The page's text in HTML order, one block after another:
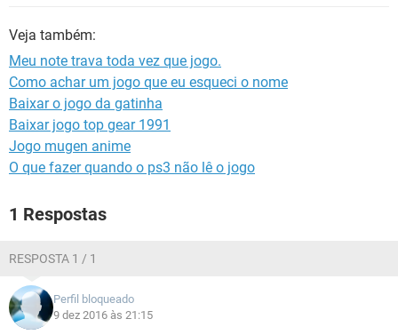
Veja também:
Meu note trava toda vez que jogo.
Como achar um jogo que eu esqueci o nome
Baixar o jogo da gatinha
Baixar jogo top gear 1991
Jogo mugen anime
O que fazer quando o ps3 não lê o jogo
1 Respostas
RESPOSTA 1 / 1
Perfil bloqueado
9 dez 2016 às 21:15